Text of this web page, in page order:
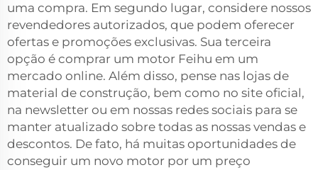
uma compra. Em segundo lugar, considere nossos
revendedores autorizados, que podem oferecer
ofertas e promoções exclusivas. Sua terceira
opção é comprar um motor Feihu em um
mercado online. Além disso, pense nas lojas de
material de construção, bem como no site oficial,
na newsletter ou em nossas redes sociais para se
manter atualizado sobre todas as nossas vendas e
descontos. De fato, há muitas oportunidades de
conseguir um novo motor por um preço